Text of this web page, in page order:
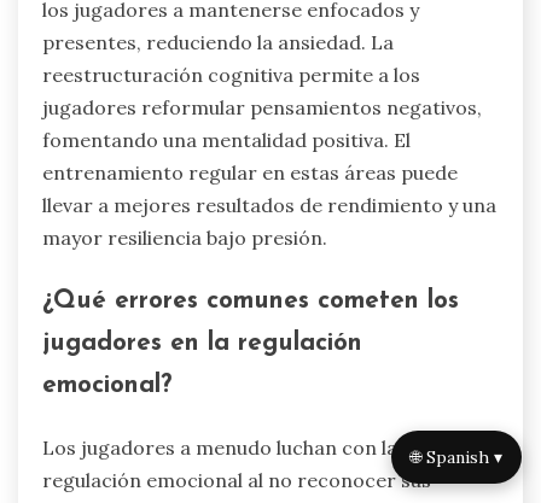
en el tenis?
La regulación emocional efectiva en el tenis
puede mejorarse a través de técnicas de
atención plena, reestructuración cognitiva y
práctica constante. La atención plena ayuda a
los jugadores a mantenerse enfocados y
reestructuración cognitiva permite a los
jugadores reformular pensamientos negativos,
fomentando una mentalidad positiva. El
entrenamiento regular en estas áreas puede
mayor resiliencia bajo presión.
🌐 Spanish ▾